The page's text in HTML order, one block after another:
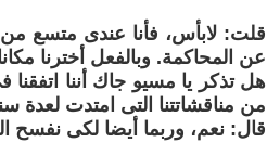
قلت: لابأس، فأنا عندى متسع من
عن المحاكمة. وبالفعل أخترنا
هل تذكر يا مسيو جاك أننا اتفقنا
من مناقشاتتنا التى امتدت
قال: نعم، وربما أيضا لكى نفسح